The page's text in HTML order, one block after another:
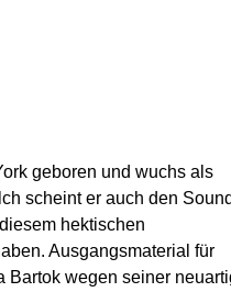
geboren und wuchs als
scheint er auch den
hektischen
Ausgangsmaterial für
Bartok wegen seiner